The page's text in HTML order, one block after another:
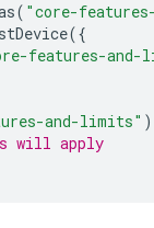
( "core-
({
features-
and-limits"
will apply